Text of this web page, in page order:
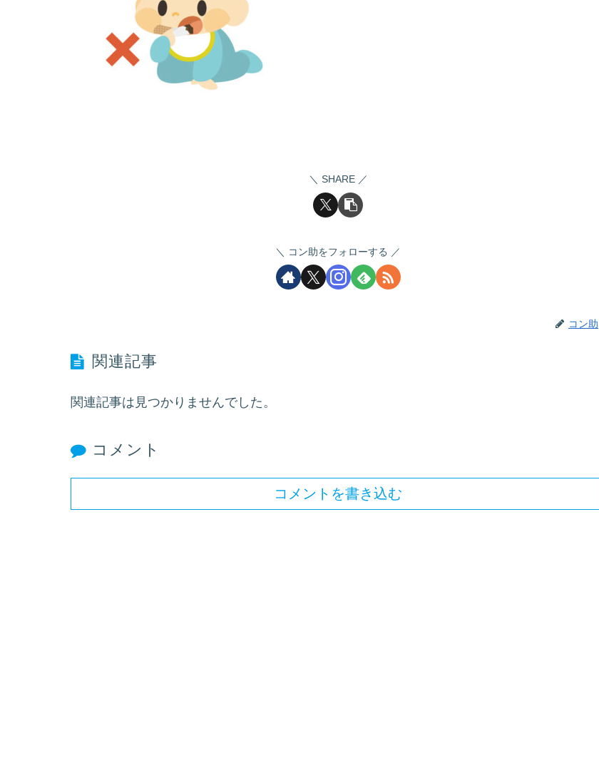
SHARE
コン助をフォローする
コン助
関連記事
関連記事は見つかりませんでした。
コメント
コメントを書き込む